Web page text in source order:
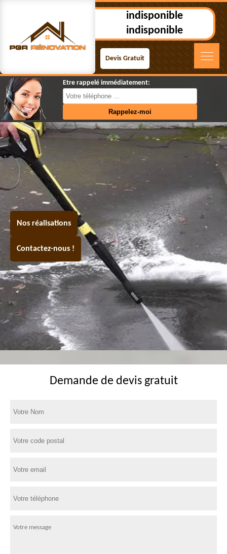
indisponible
indisponible
Devis Gratuit
Etre rappelé immédiatement:
Nos réalisations
Contactez-nous !
Demande de devis gratuit